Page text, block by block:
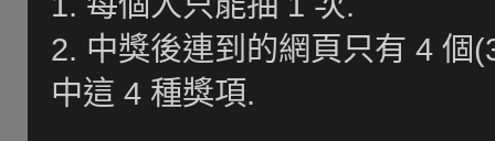
2. 中獎後連到的網頁只有 4 個
中這 4 種獎項.